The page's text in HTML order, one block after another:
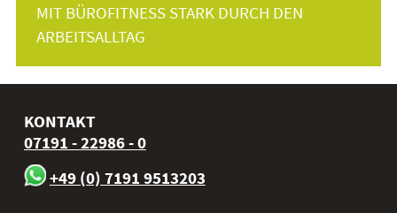
MIT BÜROFITNESS STARK DURCH DEN
ARBEITSALLTAG
KONTAKT
07191 - 22986 - 0
+49 (0) 7191 9513203